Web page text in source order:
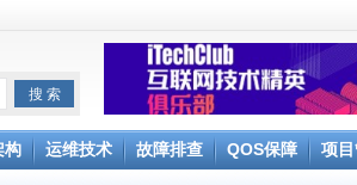
构 运维技术 故障排查 QOS保障 项